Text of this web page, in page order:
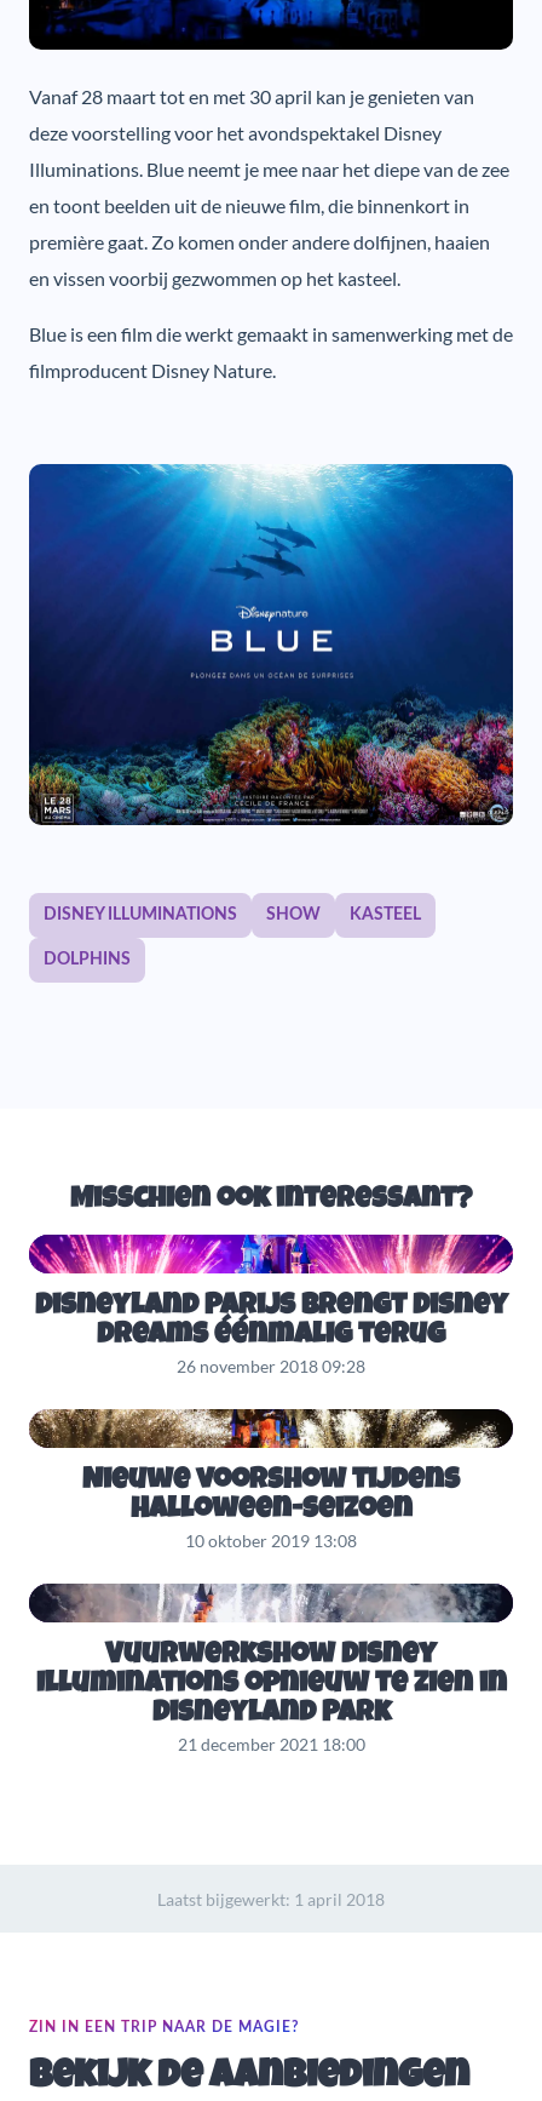
Vanaf 28 maart tot en met 30 april kan je genieten van
deze voorstelling voor het avondspektakel Disney
Illuminations. Blue neemt je mee naar het diepe van de zee
en toont beelden uit de nieuwe film, die binnenkort in
première gaat. Zo komen onder andere dolfijnen, haaien
en vissen voorbij gezwommen op het kasteel.
Blue is een film die werkt gemaakt in samenwerking met de
filmproducent Disney Nature.
DISNEY ILLUMINATIONS SHOW KASTEEL
DOLPHINS
Misschien ook interessant?
Disneyland Parijs brengt Disney
Dreams éénmalig terug
26 november 2018 09:28
Nieuwe voorshow tijdens
Halloween-seizoen
10 oktober 2019 13:08
Vuurwerkshow Disney
Illuminations opnieuw te zien in
Disneyland Park
21 december 2021 18:00
Laatst bijgewerkt: 1 april 2018
ZIN IN EEN TRIP NAAR DE MAGIE?
Bekijk de aanbiedingen